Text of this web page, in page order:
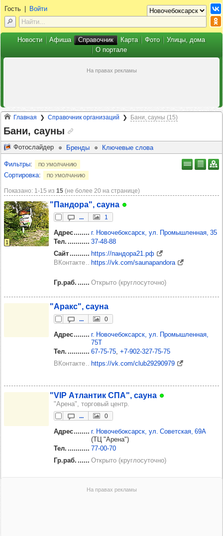
Главная Справочник организаций Бани, сауны (15)
Бани, сауны
Фотослайдер Бренды Ключевые слова
Фильтры: по умолчанию
Сортировка: по умолчанию
Показано: 1‑15 из 15 (не более 20 на странице)
1
"Пан­дора", сауна
... 1
Адрес
г. Новочебоксарск, ул. Промышленная, 35
Тел.
37‑48‑88
Сайт
https://пандора21.рф
ВКонтакте
https://vk.com/saunapandora
Гр.раб. Открыто (круглосуточно)
"Аракс", сауна
... 0
Адрес
г. Новочебоксарск, ул. Промышленная,
75Т
Тел.
67‑75‑75 +7‑902‑327‑75‑75
ВКонтакте
https://vk.com/club29290979
"VIP Атлан­тик СПА", сауна
"Арена", торговый центр.
... 0
Адрес
г. Новочебоксарск, ул. Советская, 69А
(ТЦ "Арена")
Тел.
77‑00‑70
Гр.раб.
Открыто (круглосуточно)
Гость| Войти
Новости Афиша Справочник Карта Фото
Улицы, дома
О портале